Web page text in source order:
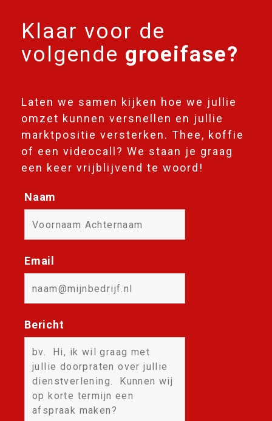
Klaar voor de
volgende groeifase?
Laten we samen kijken hoe we jullie
omzet kunnen versnellen en jullie
marktpositie versterken. Thee, koffie
of een videocall? We staan je graag
een keer vrijblijvend te woord!
Naam
Email
Bericht